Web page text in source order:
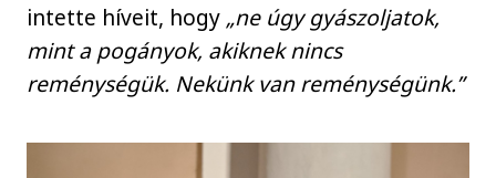
intette híveit, hogy „ne úgy gyászoljatok,
mint a pogányok, akiknek nincs
reménységük. Nekünk van reménységünk.”